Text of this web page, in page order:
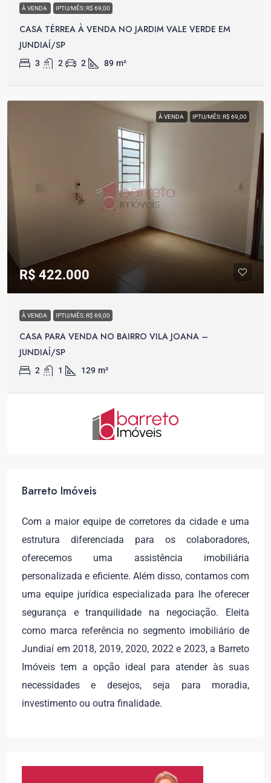
À VENDA IPTU/MÊS: R$ 69,00
CASA TÉRREA À VENDA NO JARDIM VALE VERDE EM
JUNDIAÍ/SP
3 2 2 89 m²
À VENDA IPTU/MÊS: R$ 69,00
R$ 422.000
À VENDA IPTU/MÊS: R$ 69,00
CASA PARA VENDA NO BAIRRO VILA JOANA –
JUNDIAÍ/SP
2 1 129 m²
Barreto Imóveis
Com a maior equipe de corretores da cidade e uma
estrutura diferenciada para os colaboradores,
oferecemos uma assistência imobiliária
personalizada e eficiente. Além disso, contamos com
uma equipe jurídica especializada para lhe oferecer
segurança e tranquilidade na negociação. Eleita
como marca referência no segmento imobiliário de
Jundiaí em 2018, 2019, 2020, 2022 e 2023, a Barreto
Imóveis tem a opção ideal para atender às suas
necessidades e desejos, seja para moradia,
investimento ou outra finalidade.